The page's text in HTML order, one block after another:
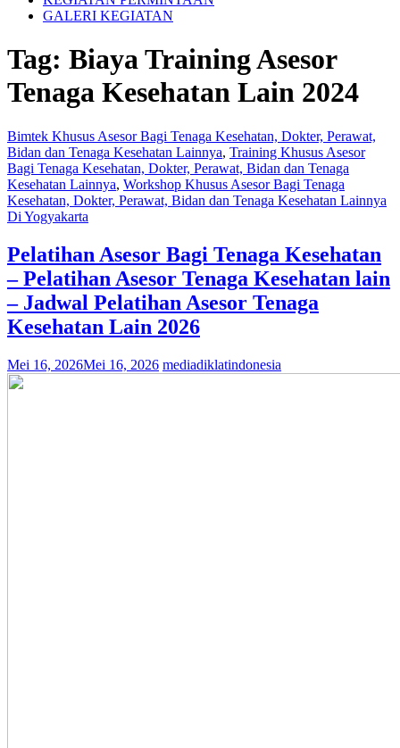
GALERI KEGIATAN
Tag: Biaya Training Asesor
Tenaga Kesehatan Lain 2024
Bimtek Khusus Asesor Bagi Tenaga Kesehatan, Dokter, Perawat,
Bidan dan Tenaga Kesehatan Lainnya, Training Khusus Asesor
Bagi Tenaga Kesehatan, Dokter, Perawat, Bidan dan Tenaga
Kesehatan Lainnya, Workshop Khusus Asesor Bagi Tenaga
Kesehatan, Dokter, Perawat, Bidan dan Tenaga Kesehatan Lainnya
Di Yogyakarta
Pelatihan Asesor Bagi Tenaga Kesehatan
– Pelatihan Asesor Tenaga Kesehatan lain
– Jadwal Pelatihan Asesor Tenaga
Kesehatan Lain 2026
Mei 16, 2026Mei 16, 2026 mediadiklatindonesia